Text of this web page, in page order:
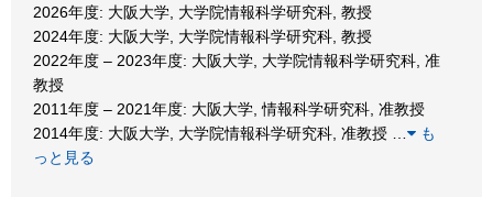
2026年度: 大阪大学, 大学院情報科学研究科, 教授
2024年度: 大阪大学, 大学院情報科学研究科, 教授
2022年度 – 2023年度: 大阪大学, 大学院情報科学研究科, 准
教授
2011年度 – 2021年度: 大阪大学, 情報科学研究科, 准教授
2014年度: 大阪大学, 大学院情報科学研究科, 准教授
も
っと見る